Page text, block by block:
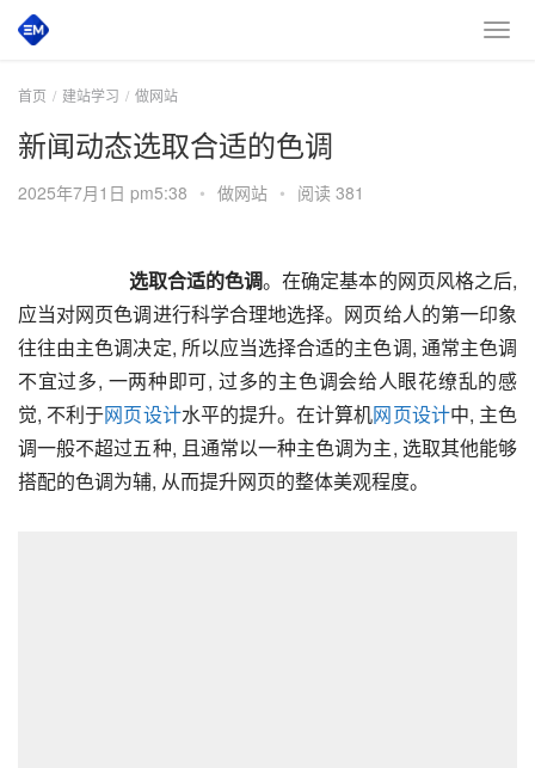
首页 建站学习 做网站
新闻动态选取合适的色调
2025年7月1日 pm5:38 • 做网站 • 阅读 381
选取合适的色调。在确定基本的网页风格之后,
应当对网页色调进行科学合理地选择。网页给人的第一印象
往往由主色调决定, 所以应当选择合适的主色调, 通常主色调
不宜过多, 一两种即可, 过多的主色调会给人眼花缭乱的感
觉, 不利于网页设计水平的提升。在计算机网页设计中, 主色
调一般不超过五种, 且通常以一种主色调为主, 选取其他能够
搭配的色调为辅, 从而提升网页的整体美观程度。